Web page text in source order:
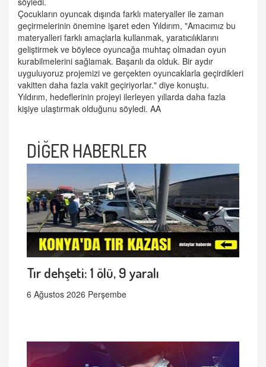
Çocukların oyuncak dışında farklı materyaller ile zaman
geçirmelerinin önemine işaret eden Yıldırım, "Amacımız bu
materyalleri farklı amaçlarla kullanmak, yaratıcılıklarını
geliştirmek ve böylece oyuncağa muhtaç olmadan oyun
kurabilmelerini sağlamak. Başarılı da olduk. Bir aydır
uyguluyoruz projemizi ve gerçekten oyuncaklarla geçirdikleri
vakitten daha fazla vakit geçiriyorlar." diye konuştu.
Yıldırım, hedeflerinin projeyi ilerleyen yıllarda daha fazla
kişiye ulaştırmak olduğunu söyledi. AA
DİĞER HABERLER
Tır dehşeti: 1 ölü, 9 yaralı
6 Ağustos 2026 Perşembe